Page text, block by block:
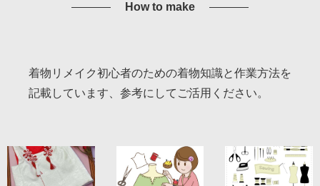
How to make
着物リメイク初心者のための着物知識と作業方法を
記載しています、参考にしてご活用ください。